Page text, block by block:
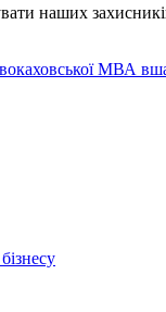
наших
МВА